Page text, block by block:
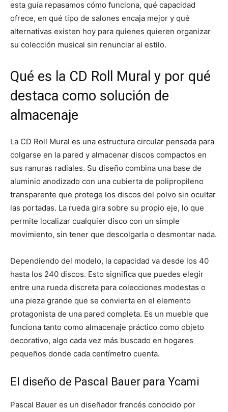
esta guía repasamos cómo funciona, qué capacidad
ofrece, en qué tipo de salones encaja mejor y qué
alternativas existen hoy para quienes quieren organizar
su colección musical sin renunciar al estilo.
Qué es la CD Roll Mural y por qué
destaca como solución de
almacenaje
La CD Roll Mural es una estructura circular pensada para
colgarse en la pared y almacenar discos compactos en
sus ranuras radiales. Su diseño combina una base de
aluminio anodizado con una cubierta de polipropileno
transparente que protege los discos del polvo sin ocultar
las portadas. La rueda gira sobre su propio eje, lo que
permite localizar cualquier disco con un simple
movimiento, sin tener que descolgarla o desmontar nada.
Dependiendo del modelo, la capacidad va desde los 40
hasta los 240 discos. Esto significa que puedes elegir
entre una rueda discreta para colecciones modestas o
una pieza grande que se convierta en el elemento
protagonista de una pared completa. Es un mueble que
funciona tanto como almacenaje práctico como objeto
decorativo, algo cada vez más buscado en hogares
pequeños donde cada centímetro cuenta.
El diseño de Pascal Bauer para Ycami
Pascal Bauer es un diseñador francés conocido por